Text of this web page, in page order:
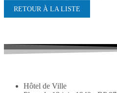
RETOUR À LA LISTE
Hôtel de Ville